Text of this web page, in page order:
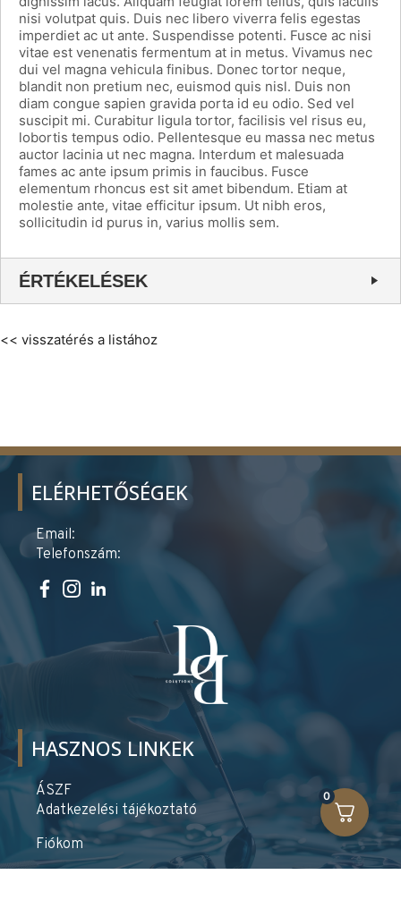
nisi volutpat quis. Duis nec libero viverra felis egestas
imperdiet ac ut ante. Suspendisse potenti. Fusce ac nisi
vitae est venenatis fermentum at in metus. Vivamus nec
dui vel magna vehicula finibus. Donec tortor neque,
blandit non pretium nec, euismod quis nisl. Duis non
diam congue sapien gravida porta id eu odio. Sed vel
suscipit mi. Curabitur ligula tortor, facilisis vel risus eu,
lobortis tempus odio. Pellentesque eu massa nec metus
auctor lacinia ut nec magna. Interdum et malesuada
fames ac ante ipsum primis in faucibus. Fusce
elementum rhoncus est sit amet bibendum. Etiam at
molestie ante, vitae efficitur ipsum. Ut nibh eros,
sollicitudin id purus in, varius mollis sem.
ÉRTÉKELÉSEK
<< visszatérés a listához
ELÉRHETŐSÉGEK
Email:
Telefonszám:
HASZNOS LINKEK
ÁSZF
Adatkezelési tájékoztató
Fiókom
0